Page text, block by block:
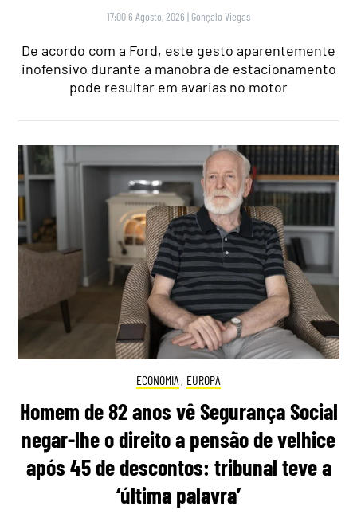
17:00 6 Agosto, 2026 | Gonçalo Viegas
De acordo com a Ford, este gesto aparentemente
inofensivo durante a manobra de estacionamento
pode resultar em avarias no motor
ECONOMIA , EUROPA
Homem de 82 anos vê Segurança Social
negar-lhe o direito a pensão de velhice
após 45 de descontos: tribunal teve a
‘última palavra’